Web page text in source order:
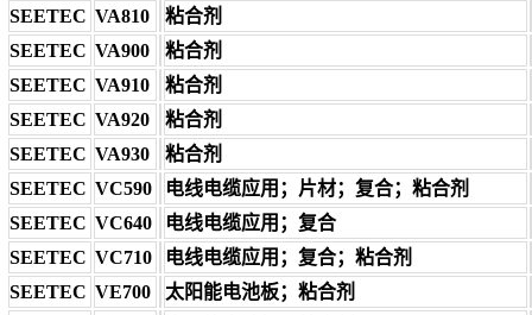
SEETEC VA810
粘合剂
SEETEC VA900
粘合剂
SEETEC VA910
粘合剂
SEETEC VA920
粘合剂
SEETEC VA930
粘合剂
SEETEC VC590
电线电缆应用；片材；复合；粘合剂
SEETEC VC640
电线电缆应用；复合
SEETEC VC710
电线电缆应用；复合；粘合剂
SEETEC VE700
太阳能电池板；粘合剂